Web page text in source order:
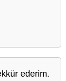
ederim.